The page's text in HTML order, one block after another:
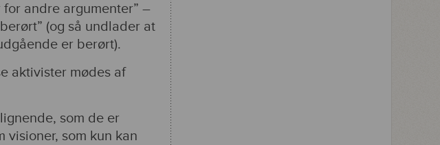
andre argumenter” –
(og så undlader at
er berørt).
aktivister mødes af
som de er
som kun kan